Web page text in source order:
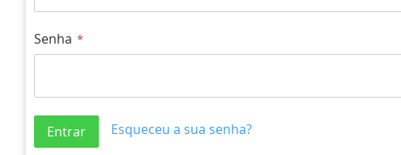
Senha
Entrar Esqueceu a sua senha?